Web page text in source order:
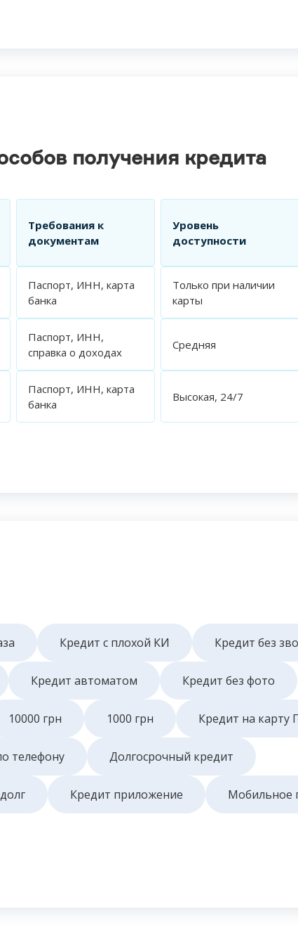
получения кредита
Требования к
документам
Уровень
доступности
Паспорт, ИНН, карта
банка
Только при наличии
карты
Паспорт, ИНН,
справка о доходах
Средняя
Паспорт, ИНН, карта
банка
Высокая, 24/7
Кредит с плохой КИ Кредит без
Кредит автоматом Кредит без фото
10000 грн 1000 грн Кредит на карту
телефону Долгосрочный кредит
Кредит приложение Мобильное